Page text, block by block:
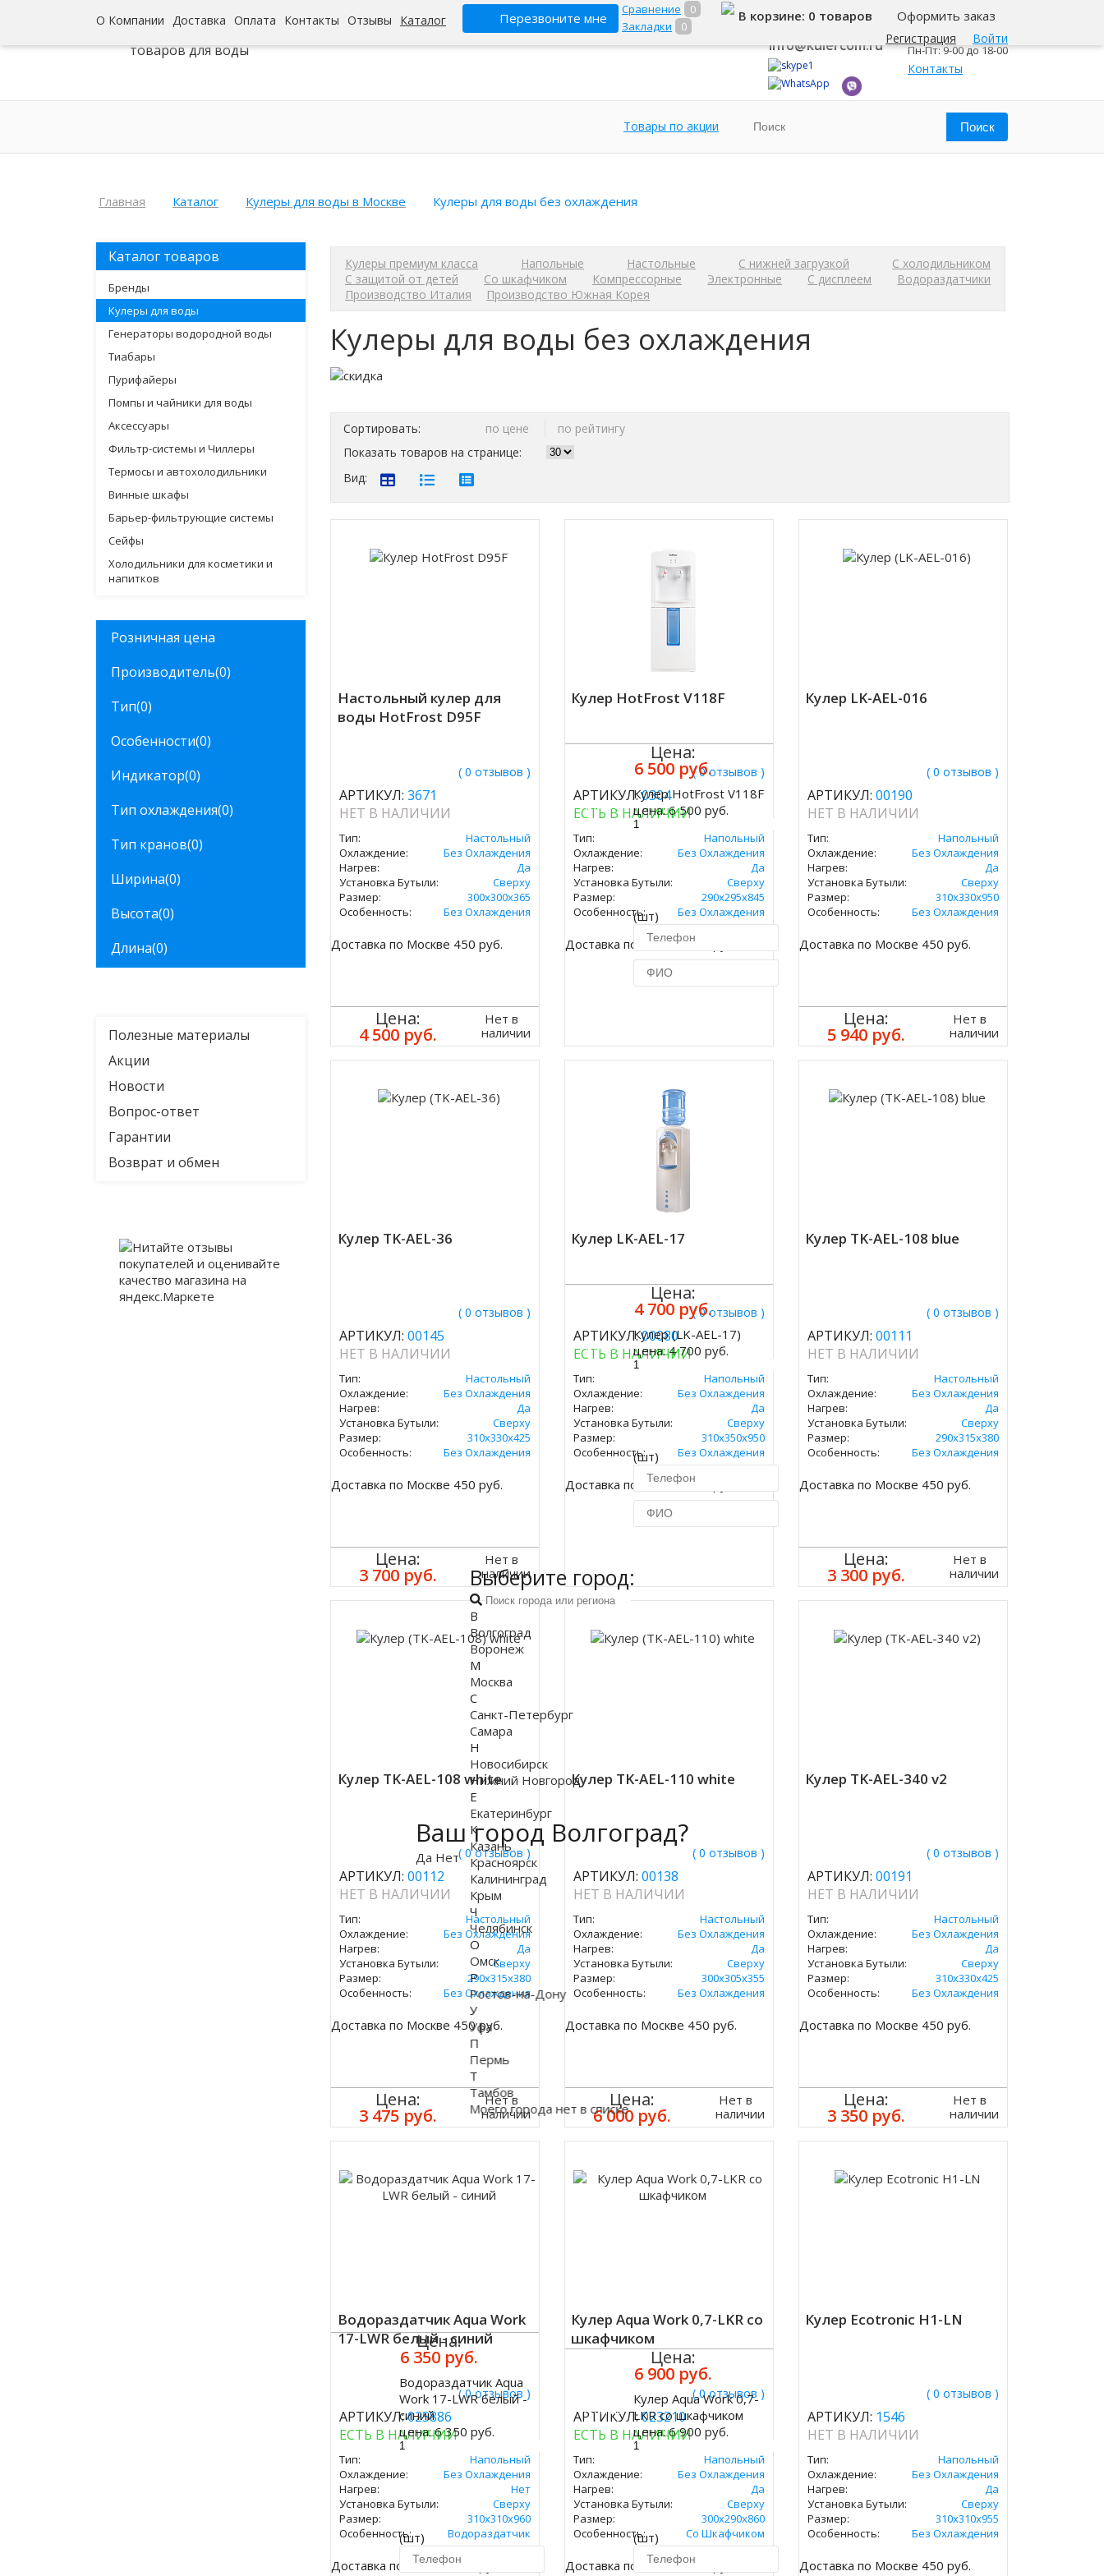
О Компании Доставка Оплата Контакты Отзывы Каталог Перезвоните мне
Сравнение
0
Закладки
0
Регистрация Войти
В корзине: 0 товаров Оформить заказ
Интернет-гипермаркет
товаров для воды
8 800 500-345-1
info@kulercom.ru
Калининград
Пн-Пт: 9-00 до 18-00
Контакты
Товары по акции
Главная Каталог Кулеры для воды в Москве Кулеры для воды без охлаждения
Каталог товаров
Бренды
Кулеры для воды
Генераторы водородной воды
Тиабары
Пурифайеры
Помпы и чайники для воды
Аксессуары
Фильтр-системы и Чиллеры
Термосы и автохолодильники
Винные шкафы
Барьер-фильтрующие системы
Сейфы
Холодильники для косметики и
напитков
Розничная цена
Производитель(0)
Тип(0)
Особенности(0)
Индикатор(0)
Тип охлаждения(0)
Тип кранов(0)
Ширина(0)
Высота(0)
Длина(0)
Полезные материалы
Акции
Новости
Вопрос-ответ
Гарантии
Возврат и обмен
Кулеры премиум класса Напольные Настольные С нижней загрузкой
С холодильником
С защитой от детей
Со шкафчиком Компрессорные Электронные С дисплеем
Водораздатчики
Производство Италия
Производство Южная Корея
Кулеры для воды без охлаждения
Сортировать: по цене
по рейтингу
Показать товаров на странице:
Вид:
Настольный кулер для
воды HotFrost D95F
( 0 отзывов )
АРТИКУЛ: 3671
НЕТ В НАЛИЧИИ
Тип:
Настольный
Охлаждение:
Без Охлаждения
Нагрев:
Да
Установка Бутыли:
Сверху
Размер:
300х300х365
Особенность:
Без Охлаждения
Доставка по Москве 450 руб.
Цена:
4 500 руб.
Нет в
наличии
Кулер HotFrost V118F
( 0 отзывов )
АРТИКУЛ:0304
ЕСТЬ В НАЛИЧИИ
Тип:
Напольный
Охлаждение:
Без Охлаждения
Нагрев:
Да
Установка Бутыли:
Сверху
Размер:
290х295х845
Особенность:
Без Охлаждения
Доставка по Москве 450 руб.
Цена:
6 500 руб.
Купить
Кулер HotFrost V118F
цена:6 500 руб.
(шт)
Кулер LK-AEL-016
( 0 отзывов )
АРТИКУЛ: 00190
НЕТ В НАЛИЧИИ
Тип:
Напольный
Охлаждение:
Без Охлаждения
Нагрев:
Да
Установка Бутыли:
Сверху
Размер:
310х330х950
Особенность:
Без Охлаждения
Доставка по Москве 450 руб.
Цена:
5 940 руб.
Нет в
наличии
Кулер TK-AEL-36
( 0 отзывов )
АРТИКУЛ: 00145
НЕТ В НАЛИЧИИ
Тип:
Настольный
Охлаждение:
Без Охлаждения
Нагрев:
Да
Установка Бутыли:
Сверху
Размер:
310х330х425
Особенность:
Без Охлаждения
Доставка по Москве 450 руб.
Цена:
3 700 руб.
Нет в
наличии
Кулер LK-AEL-17
( 0 отзывов )
АРТИКУЛ:00080
ЕСТЬ В НАЛИЧИИ
Тип:
Напольный
Охлаждение:
Без Охлаждения
Нагрев:
Да
Установка Бутыли:
Сверху
Размер:
310х350х950
Особенность:
Без Охлаждения
Доставка по Москве 450 руб.
Цена:
4 700 руб.
Купить
Кулер (LK-AEL-17)
цена:4 700 руб.
(шт)
Кулер TK-AEL-108 blue
( 0 отзывов )
АРТИКУЛ: 00111
НЕТ В НАЛИЧИИ
Тип:
Настольный
Охлаждение:
Без Охлаждения
Нагрев:
Да
Установка Бутыли:
Сверху
Размер:
290х315х380
Особенность:
Без Охлаждения
Доставка по Москве 450 руб.
Цена:
3 300 руб.
Нет в
наличии
Кулер TK-AEL-108 white
( 0 отзывов )
АРТИКУЛ: 00112
НЕТ В НАЛИЧИИ
Тип:
Настольный
Охлаждение:
Без Охлаждения
Нагрев:
Да
Установка Бутыли:
Сверху
Размер:
290х315х380
Особенность:
Без Охлаждения
Доставка по Москве 450 руб.
Цена:
3 475 руб.
Нет в
наличии
Кулер TK-AEL-110 white
( 0 отзывов )
АРТИКУЛ: 00138
НЕТ В НАЛИЧИИ
Тип:
Настольный
Охлаждение:
Без Охлаждения
Нагрев:
Да
Установка Бутыли:
Сверху
Размер:
300х305х355
Особенность:
Без Охлаждения
Доставка по Москве 450 руб.
Цена:
6 000 руб.
Нет в
наличии
Кулер TK-AEL-340 v2
( 0 отзывов )
АРТИКУЛ: 00191
НЕТ В НАЛИЧИИ
Тип:
Настольный
Охлаждение:
Без Охлаждения
Нагрев:
Да
Установка Бутыли:
Сверху
Размер:
310х330х425
Особенность:
Без Охлаждения
Доставка по Москве 450 руб.
Цена:
3 350 руб.
Нет в
наличии
Водораздатчик Aqua Work
17-LWR белый - синий
( 0 отзывов )
АРТИКУЛ:025886
ЕСТЬ В НАЛИЧИИ
Тип:
Напольный
Охлаждение:
Без Охлаждения
Нагрев:
Нет
Установка Бутыли:
Сверху
Размер:
310х310х960
Особенность:
Водораздатчик
Доставка по Москве 450 руб.
Цена:
6 350 руб.
Водораздатчик Aqua
Work 17-LWR белый -
синий
цена:6 350 руб.
(шт)
Кулер Aqua Work 0,7-LKR со
шкафчиком
( 0 отзывов )
АРТИКУЛ:023210
ЕСТЬ В НАЛИЧИИ
Тип:
Напольный
Охлаждение:
Без Охлаждения
Нагрев:
Да
Установка Бутыли:
Сверху
Размер:
300х290х860
Особенность:
Со Шкафчиком
Доставка по Москве 450 руб.
Цена:
6 900 руб.
Купить
Кулер Aqua Work 0,7-
LKR со шкафчиком
цена:6 900 руб.
(шт)
Кулер Ecotronic H1-LN
( 0 отзывов )
АРТИКУЛ: 1546
НЕТ В НАЛИЧИИ
Тип:
Напольный
Охлаждение:
Без Охлаждения
Нагрев:
Да
Установка Бутыли:
Сверху
Размер:
310x310х955
Особенность:
Без Охлаждения
Доставка по Москве 450 руб.
Ваш город Волгоград?
Да Нет
Выберите город:
В
Волгоград
Воронеж
М
Москва
С
Санкт-Петербург
Самара
Н
Новосибирск
Нижний Новгород
Е
Екатеринбург
К
Казань
Красноярск
Калининград
Крым
Ч
Челябинск
О
Омск
Р
Ростов-на-Дону
У
Уфа
П
Пермь
Т
Тамбов
Моего города нет в списке